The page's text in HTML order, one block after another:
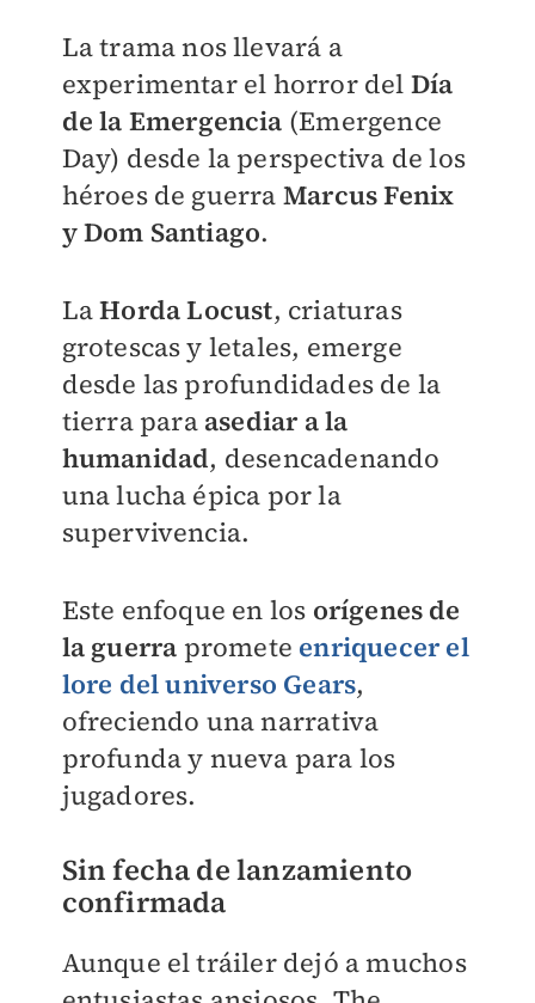
La trama nos llevará a
experimentar el horror del Día
de la Emergencia (Emergence
Day) desde la perspectiva de los
héroes de guerra Marcus Fenix
y Dom Santiago.
LaHorda Locust, criaturas
grotescas y letales, emerge
desde las profundidades de la
tierra para asediar a la
humanidad, desencadenando
una lucha épica por la
supervivencia.
Este enfoque en los orígenes de
la guerra promete enriquecer el
lore deluniverso Gears,
ofreciendo una narrativa
profunda y nueva para los
jugadores.
Sin fecha de lanzamiento
confirmada
Aunque el tráiler dejó a muchos